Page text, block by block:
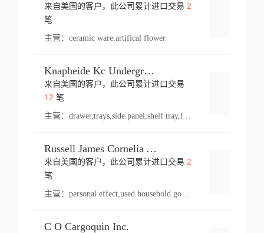
来自美国的客户，此公司累计进口交易 2
笔
主营： ceramic ware,artifical flower
Knapheide Kc Underground
来自美国的客户，此公司累计进口交易
12 笔
主营：
Russell James Cornelia Arlington Va
来自美国的客户，此公司累计进口交易 2
笔
主营： personal effect,used household goods
C O Cargoquin Inc.